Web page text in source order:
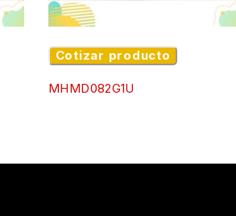
Cotizar producto
MHMD082G1U